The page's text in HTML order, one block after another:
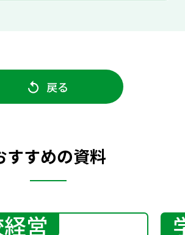
戻る
すすめの資料
営